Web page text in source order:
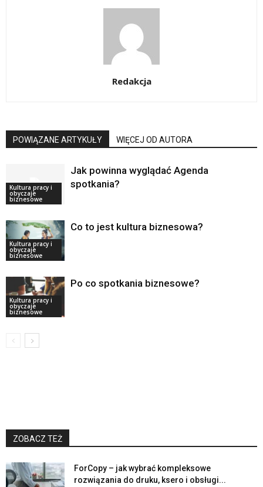
Redakcja
POWIĄZANE ARTYKUŁY WIĘCEJ OD AUTORA
Kultura pracy i
obyczaje
biznesowe
Jak powinna wyglądać Agenda
spotkania?
Kultura pracy i
obyczaje
biznesowe
Co to jest kultura biznesowa?
Kultura pracy i
obyczaje
biznesowe
Po co spotkania biznesowe?
ZOBACZ TEŻ
ForCopy – jak wybrać kompleksowe
rozwiązania do druku, ksero i obsługi...